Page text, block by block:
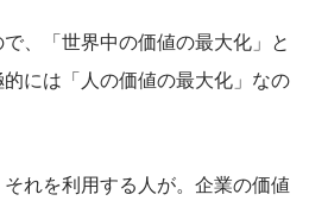
、「世界中の価値の最大化」と
には「人の価値の最大化」なの
れを利用する人が。企業の価値